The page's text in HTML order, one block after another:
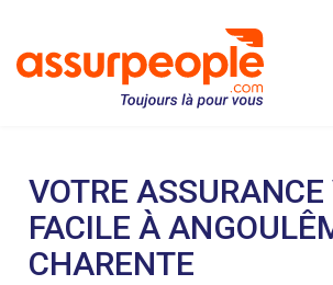
contenu
VOTRE
FACILE À
CHARENTE